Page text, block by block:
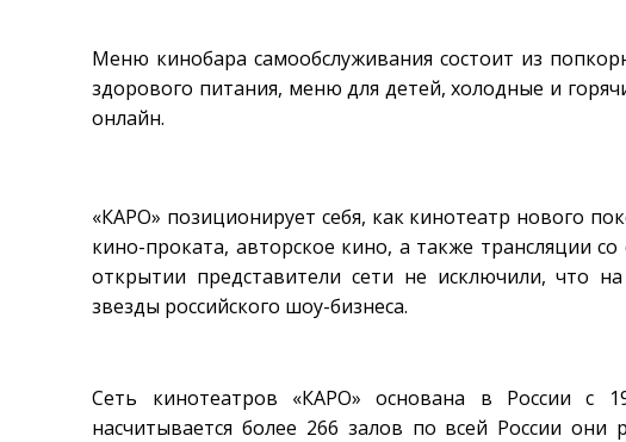
Меню кинобара самообслуживания состоит из
здорового питания, меню для детей, холодные и
онлайн.
«КАРО» позиционирует себя, как кинотеатр нового
кино-проката, авторское кино, а также трансляции
открытии представители сети не исключили, что
звезды российского шоу-бизнеса.
Сеть кинотеатров «КАРО» основана в России с
насчитывается более 266 залов по всей России